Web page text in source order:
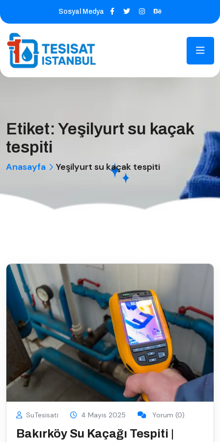
Sosyal Medya
Etiket: Yeşilyurt su kaçak
tespiti
Anasayfa Yeşilyurt su kaçak tespiti
SuTesisati 4 Mayıs 2025 Yorum (0)
Bakırköy Su Kaçağı Tespiti |